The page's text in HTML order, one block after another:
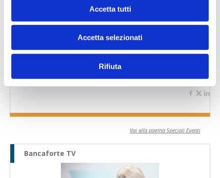
Accetta tutti
Accetta selezionati
Rifiuta
Il Salone dei Pagamenti 2025
Vai alla pagina Speciali Eventi
Bancaforte TV